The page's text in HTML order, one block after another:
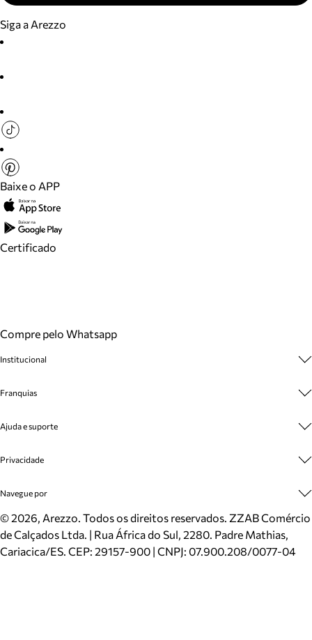
Siga a Arezzo
Baixe o APP
Certificado
Compre pelo Whatsapp
Institucional
Cashback
Venda Corporativa
Mapa do Site
Inverno
Mundo Arezzo
Franquias
Plano de Negócio
Ajuda e suporte
Cadastro
Meus Pedidos
Trocas e Devoluções
Cartão Presente
Localizador de lojas
Privacidade
Politica e Privacidade
Navegue por
Sapatos
Bolsas
Scarpins
©2026, Arezzo. Todos os direitos reservados. ZZAB Comércio
de Calçados Ltda. | Rua África do Sul, 2280. Padre Mathias,
Cariacica/ES. CEP: 29157-900 | CNPJ: 07.900.208/0077-04